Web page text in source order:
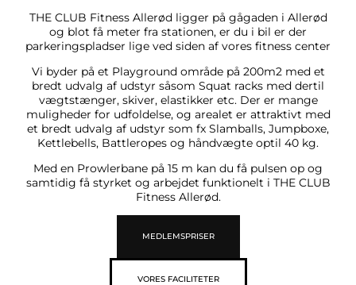
THE CLUB Fitness Allerød ligger på gågaden i Allerød
og blot få meter fra stationen, er du i bil er der
parkeringspladser lige ved siden af vores fitness center
Vi byder på et Playground område på 200m2 med et
bredt udvalg af udstyr såsom Squat racks med dertil
vægtstænger, skiver, elastikker etc. Der er mange
muligheder for udfoldelse, og arealet er attraktivt med
et bredt udvalg af udstyr som fx Slamballs, Jumpboxe,
Kettlebells, Battleropes og håndvægte optil 40 kg.
Med en Prowlerbane på 15 m kan du få pulsen op og
samtidig få styrket og arbejdet funktionelt i THE CLUB
Fitness Allerød.
MEDLEMSPRISER
VORES FACILITETER